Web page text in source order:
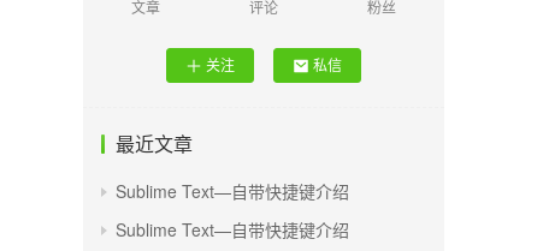
文章 评论 粉丝
关注 私信
最近文章
Sublime Text—自带快捷键介绍
Sublime Text—自带快捷键介绍